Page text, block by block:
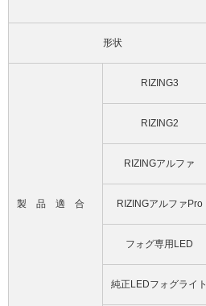
形状
製品適合
RIZING3
RIZING2
RIZINGアルファ
RIZINGアルファPro
フォグ専用LED
純正LEDフォグライト